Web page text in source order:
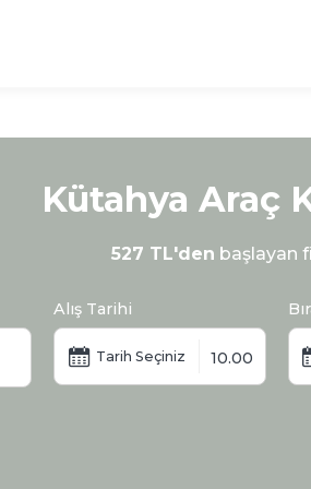
Kütahya Araç
527 TL'den başlayan
Alış Tarihi